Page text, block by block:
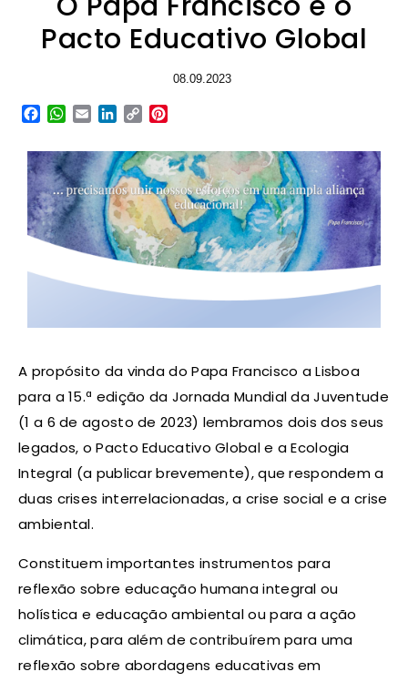
Pacto Educativo Global
08.09.2023
Facebook
WhatsApp
EmailLinkedIn
Copy
A propósito da vinda do Papa Francisco a Lisboa
para a 15.ª edição da Jornada Mundial da Juventude
(1 a 6 de agosto de 2023) lembramos dois dos seus
legados, o Pacto Educativo Global e a Ecologia
Integral (a publicar brevemente), que respondem a
duas crises interrelacionadas, a crise social e a crise
ambiental.
Constituem importantes instrumentos para
reflexão sobre educação humana integral ou
holística e educação ambiental ou para a ação
climática, para além de contribuírem para uma
reflexão sobre abordagens educativas em